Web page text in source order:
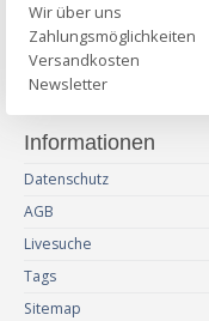
Wir über uns
Zahlungsmöglichkeiten
Versandkosten
Newsletter
Informationen
Datenschutz
AGB
Livesuche
Tags
Sitemap